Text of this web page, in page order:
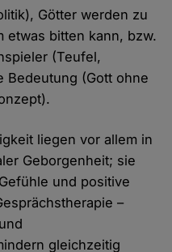
Götter werden zu
etwas bitten kann, bzw.
(Teufel,
Bedeutung (Gott ohne
liegen vor allem in
Geborgenheit; sie
und positive
–
gleichzeitig